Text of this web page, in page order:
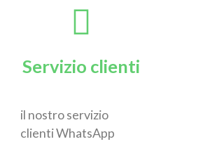
Servizio clienti
il nostro servizio
clienti WhatsApp